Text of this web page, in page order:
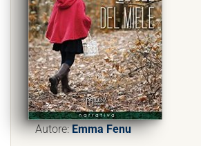
Autore:Emma Fenu